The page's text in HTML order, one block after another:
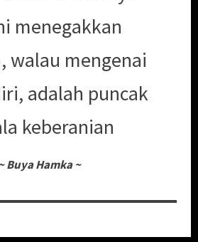
menegakkan
walau mengenai
adalah puncak
keberanian
~ Buya Hamka ~